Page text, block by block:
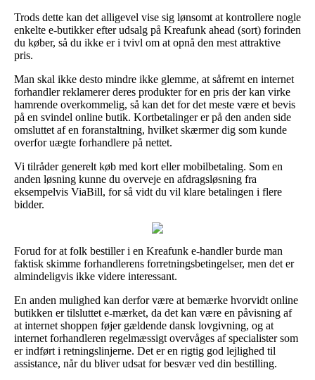
Trods dette kan det alligevel vise sig lønsomt at kontrollere nogle
enkelte e-butikker efter udsalg på Kreafunk ahead (sort) forinden
du køber, så du ikke er i tvivl om at opnå den mest attraktive
pris.
Man skal ikke desto mindre ikke glemme, at såfremt en internet
forhandler reklamerer deres produkter for en pris der kan virke
hamrende overkommelig, så kan det for det meste være et bevis
på en svindel online butik. Kortbetalinger er på den anden side
omsluttet af en foranstaltning, hvilket skærmer dig som kunde
overfor uægte forhandlere på nettet.
Vi tilråder generelt køb med kort eller mobilbetaling. Som en
anden løsning kunne du overveje en afdragsløsning fra
eksempelvis ViaBill, for så vidt du vil klare betalingen i flere
bidder.
Forud for at folk bestiller i en Kreafunk e-handler burde man
faktisk skimme forhandlerens forretningsbetingelser, men det er
almindeligvis ikke videre interessant.
En anden mulighed kan derfor være at bemærke hvorvidt online
butikken er tilsluttet e-mærket, da det kan være en påvisning af
at internet shoppen føjer gældende dansk lovgivning, og at
internet forhandleren regelmæssigt overvåges af specialister som
er indført i retningslinjerne. Det er en rigtig god lejlighed til
assistance, når du bliver udsat for besvær ved din bestilling.